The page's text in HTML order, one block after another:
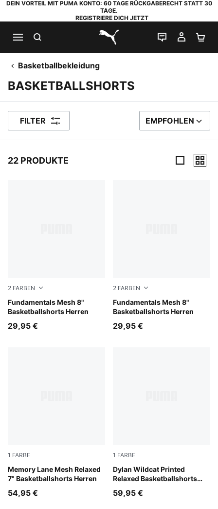
DEIN VORTEIL MIT PUMA KONTO: 60 TAGE RÜCKGABERECHT STATT 30
TAGE.
REGISTRIERE DICH JETZT
PUMA.com
LIVE-CHAT
MEIN
Basketballbekleidung
BASKETBALLSHORTS
FILTER SORTIEREN NACH
EMPFOHLEN
22 PRODUKTE
2 FARBEN
Fundamentals Mesh 8"
Basketballshorts Herren
Puma Black
29,95 €
2 FARBEN
Fundamentals Mesh 8"
Basketballshorts Herren
PUMA Navy
29,95 €
1 FARBE
Memory Lane Mesh Relaxed
7" Basketballshorts Herren
PUMA Black-Ultra Blue
54,95 €
1 FARBE
Dylan Wildcat Printed
Relaxed Basketballshorts
Chocolate Fondue-AOP
59,95 €